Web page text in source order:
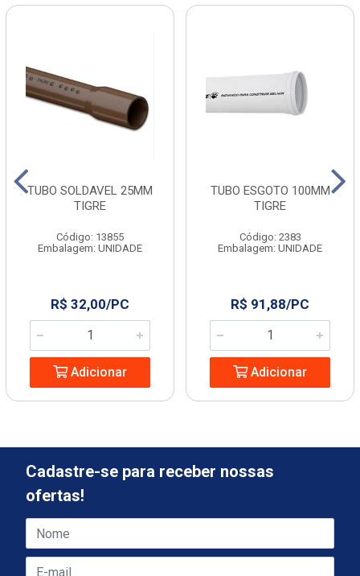
TUBO SOLDAVEL 25MM
TIGRE
Código: 13855
Embalagem: UNIDADE
R$ 32,00/PC
Adicionar
TUBO ESGOTO 100MM
TIGRE
Código: 2383
Embalagem: UNIDADE
R$ 91,88/PC
Adicionar
Cadastre-se para receber nossas
ofertas!